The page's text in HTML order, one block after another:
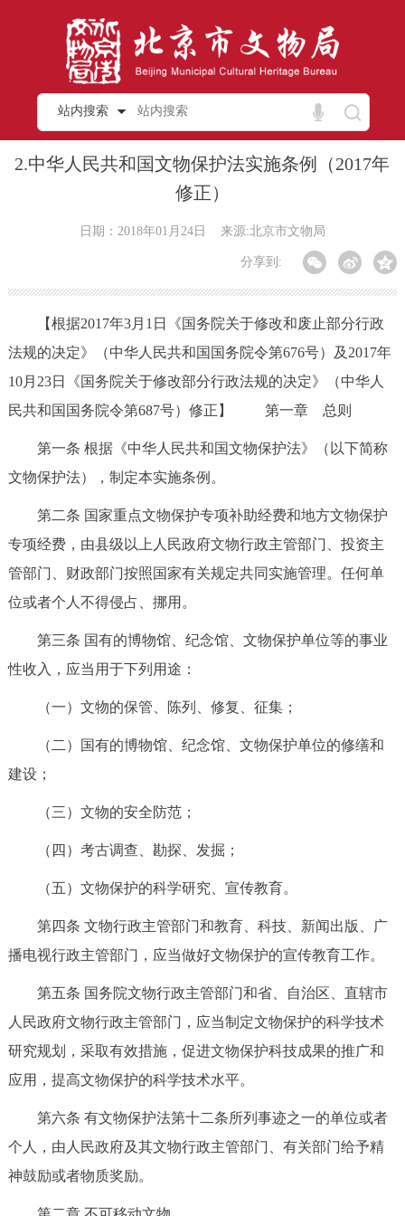
站内搜索
2.中华人民共和国文物保护法实施条例（2017年
修正）
日期：2018年01月24日 来源:北京市文物局
分享到:
【根据2017年3月1日《国务院关于修改和废止部分行政
法规的决定》（中华人民共和国国务院令第676号）及2017年
10月23日《国务院关于修改部分行政法规的决定》（中华人
民共和国国务院令第687号）修正】 第一章 总则
第一条 根据《中华人民共和国文物保护法》（以下简称
文物保护法），制定本实施条例。
第二条 国家重点文物保护专项补助经费和地方文物保护
专项经费，由县级以上人民政府文物行政主管部门、投资主
管部门、财政部门按照国家有关规定共同实施管理。任何单
位或者个人不得侵占、挪用。
第三条 国有的博物馆、纪念馆、文物保护单位等的事业
性收入，应当用于下列用途：
（一）文物的保管、陈列、修复、征集；
（二）国有的博物馆、纪念馆、文物保护单位的修缮和
建设；
（三）文物的安全防范；
（四）考古调查、勘探、发掘；
（五）文物保护的科学研究、宣传教育。
第四条 文物行政主管部门和教育、科技、新闻出版、广
播电视行政主管部门，应当做好文物保护的宣传教育工作。
第五条 国务院文物行政主管部门和省、自治区、直辖市
人民政府文物行政主管部门，应当制定文物保护的科学技术
研究规划，采取有效措施，促进文物保护科技成果的推广和
应用，提高文物保护的科学技术水平。
第六条 有文物保护法第十二条所列事迹之一的单位或者
个人，由人民政府及其文物行政主管部门、有关部门给予精
神鼓励或者物质奖励。